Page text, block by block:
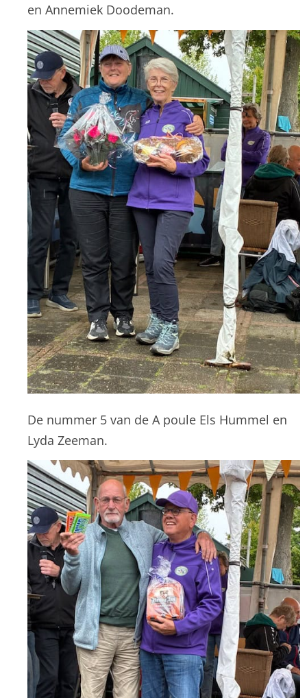
en Annemiek Doodeman.
De nummer 5 van de A poule Els Hummel en
Lyda Zeeman.